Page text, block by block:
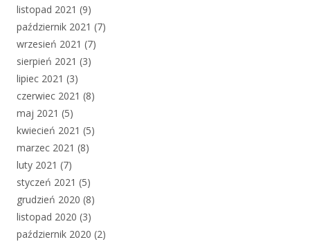
listopad 2021 (9)
październik 2021 (7)
wrzesień 2021 (7)
sierpień 2021 (3)
lipiec 2021 (3)
czerwiec 2021 (8)
maj 2021 (5)
kwiecień 2021 (5)
marzec 2021 (8)
luty 2021 (7)
styczeń 2021 (5)
grudzień 2020 (8)
listopad 2020 (3)
październik 2020 (2)